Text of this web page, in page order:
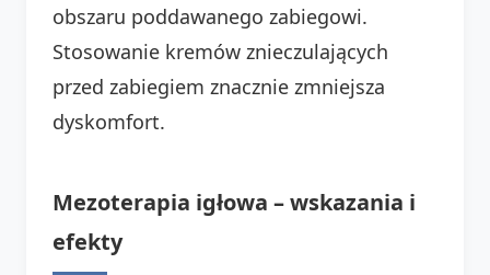
obszaru poddawanego zabiegowi.
Stosowanie kremów znieczulających
przed zabiegiem znacznie zmniejsza
dyskomfort.
Mezoterapia igłowa – wskazania i
efekty